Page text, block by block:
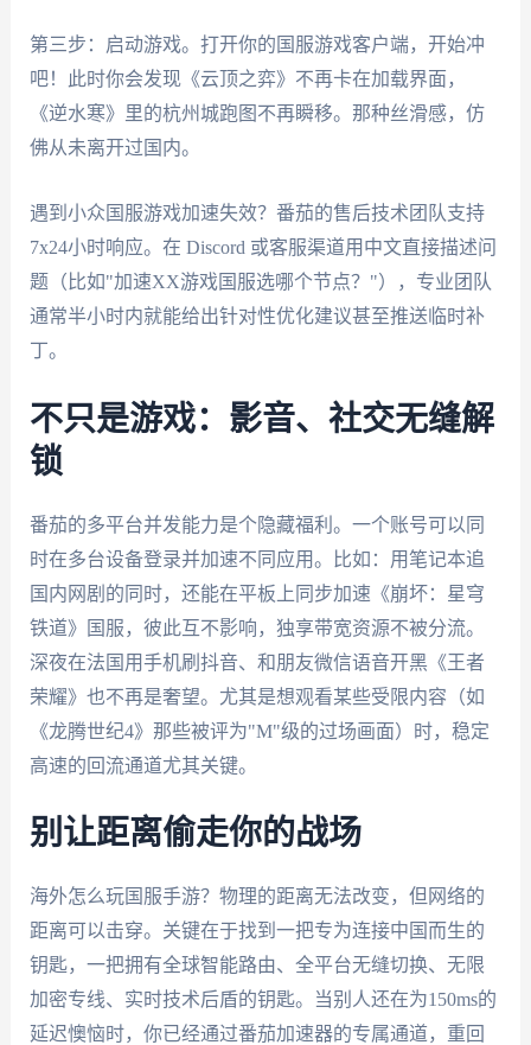
第三步：启动游戏。打开你的国服游戏客户端，开始冲
吧！此时你会发现《云顶之弈》不再卡在加载界面，
《逆水寒》里的杭州城跑图不再瞬移。那种丝滑感，仿
佛从未离开过国内。
遇到小众国服游戏加速失效？番茄的售后技术团队支持
7x24小时响应。在 Discord 或客服渠道用中文直接描述问
题（比如"加速XX游戏国服选哪个节点？"），专业团队
通常半小时内就能给出针对性优化建议甚至推送临时补
丁。
不只是游戏：影音、社交无缝解
锁
番茄的多平台并发能力是个隐藏福利。一个账号可以同
时在多台设备登录并加速不同应用。比如：用笔记本追
国内网剧的同时，还能在平板上同步加速《崩坏：星穹
铁道》国服，彼此互不影响，独享带宽资源不被分流。
深夜在法国用手机刷抖音、和朋友微信语音开黑《王者
荣耀》也不再是奢望。尤其是想观看某些受限内容（如
《龙腾世纪4》那些被评为"M"级的过场画面）时，稳定
高速的回流通道尤其关键。
别让距离偷走你的战场
海外怎么玩国服手游？物理的距离无法改变，但网络的
距离可以击穿。关键在于找到一把专为连接中国而生的
钥匙，一把拥有全球智能路由、全平台无缝切换、无限
加密专线、实时技术后盾的钥匙。当别人还在为150ms的
延迟懊恼时，你已经通过番茄加速器的专属通道，重回